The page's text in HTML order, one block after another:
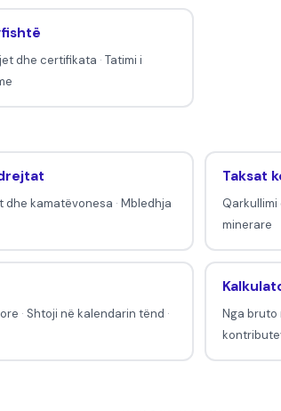
dhe certifikata · Tatimi i
dhe kamatëvonesa · Mbledhja
Taksat
minerare
· Shtoji në kalendarin tënd · Nga bruto